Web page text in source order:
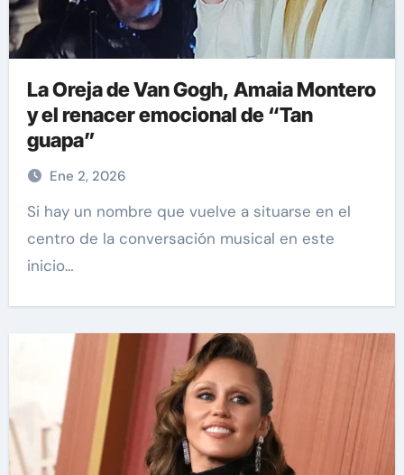
La Oreja de Van Gogh, Amaia Montero
y el renacer emocional de “Tan
guapa”
Ene 2, 2026
Si hay un nombre que vuelve a situarse en el
centro de la conversación musical en este
inicio…